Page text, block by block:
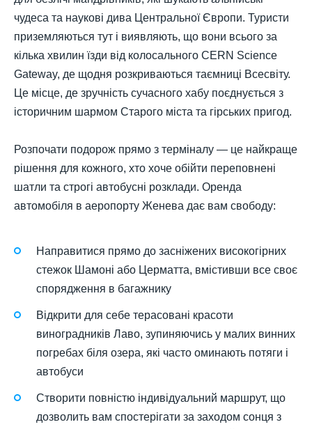
чудеса та наукові дива Центральної Європи. Туристи
приземляються тут і виявляють, що вони всього за
кілька хвилин їзди від колосального CERN Science
Gateway, де щодня розкриваються таємниці Всесвіту.
Це місце, де зручність сучасного хабу поєднується з
історичним шармом Старого міста та гірських пригод.
Розпочати подорож прямо з терміналу — це найкраще
рішення для кожного, хто хоче обійти переповнені
шатли та строгі автобусні розклади. Оренда
автомобіля в аеропорту Женева дає вам свободу:
Направитися прямо до засніжених високогірних
стежок Шамоні або Церматта, вмістивши все своє
спорядження в багажнику
Відкрити для себе терасовані красоти
виноградників Лаво, зупиняючись у малих винних
погребах біля озера, які часто оминають потяги і
автобуси
Створити повністю індивідуальний маршрут, що
дозволить вам спостерігати за заходом сонця з